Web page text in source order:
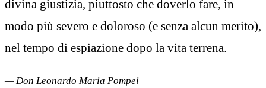
divina giustizia, piuttosto che doverlo fare, in
modo più severo e doloroso (e senza alcun merito),
nel tempo di espiazione dopo la vita terrena.
— Don Leonardo Maria Pompei